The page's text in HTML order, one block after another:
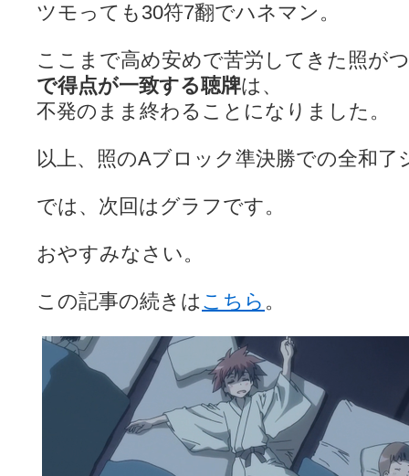
ツモっても30符7翻でハネマン。
ここまで高め安めで苦労してきた照が
で得点が一致する聴牌は、
不発のまま終わることになりました。
以上、照のAブロック準決勝での全和了
では、次回はグラフです。
おやすみなさい。
この記事の続きは こちら 。